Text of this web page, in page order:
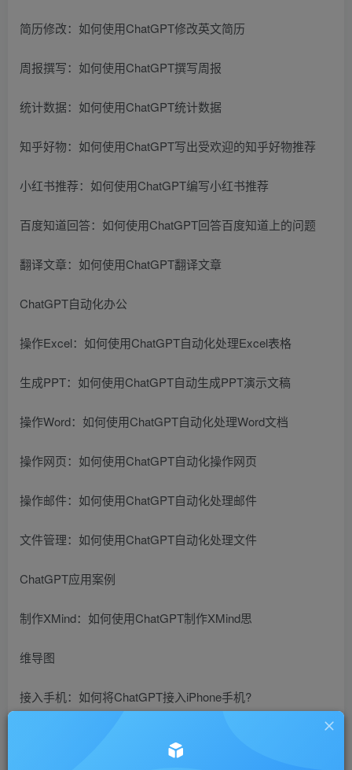
简历修改：如何使用ChatGPT修改英文简历
周报撰写：如何使用ChatGPT撰写周报
统计数据：如何使用ChatGPT统计数据
知乎好物：如何使用ChatGPT写出受欢迎的知乎好物推荐
小红书推荐：如何使用ChatGPT编写小红书推荐
百度知道回答：如何使用ChatGPT回答百度知道上的问题
翻译文章：如何使用ChatGPT翻译文章
ChatGPT自动化办公
操作Excel：如何使用ChatGPT自动化处理Excel表格
生成PPT：如何使用ChatGPT自动生成PPT演示文稿
操作Word：如何使用ChatGPT自动化处理Word文档
操作网页：如何使用ChatGPT自动化操作网页
操作邮件：如何使用ChatGPT自动化处理邮件
文件管理：如何使用ChatGPT自动化处理文件
ChatGPT应用案例
制作XMind：如何使用ChatGPT制作XMind思
维导图
接入手机：如何将ChatGPT接入iPhone手机?